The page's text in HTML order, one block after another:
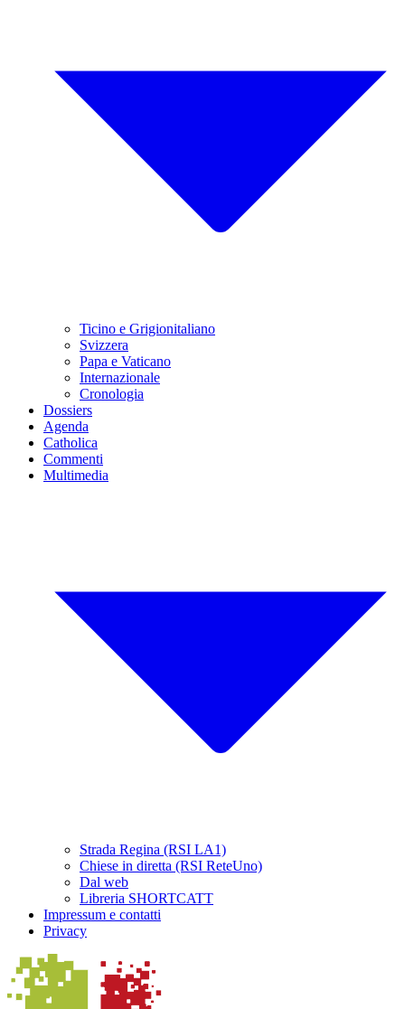
Ticino e Grigionitaliano
Svizzera
Papa e Vaticano
Internazionale
Cronologia
Dossiers
Agenda
Catholica
Commenti
Multimedia
Strada Regina (RSI LA1)
Chiese in diretta (RSI ReteUno)
Dal web
Libreria SHORTCATT
Impressum e contatti
Privacy